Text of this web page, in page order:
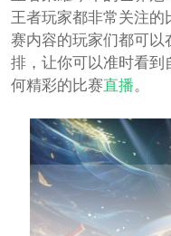
王者玩家都非常关注
赛内容的玩家们都可以
排，让你可以准时看
何精彩的比赛直播。